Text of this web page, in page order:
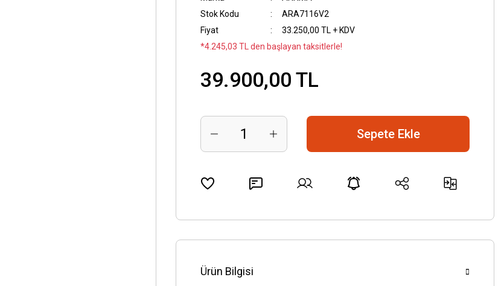
Stok Kodu
ARA7116V2
Fiyat
33.250,00 TL + KDV
*4.245,03 TL den başlayan taksitlerle!
39.900,00 TL
Sepete Ekle
Ürün Bilgisi